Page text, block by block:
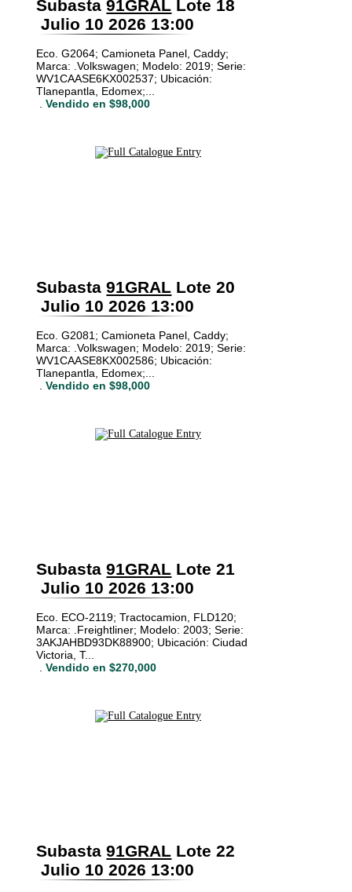
Subasta 91GRAL Lote 18
Julio 10 2026 13:00
Eco. G2064; Camioneta Panel, Caddy;
Marca: .Volkswagen; Modelo: 2019; Serie:
WV1CAASE6KX002537; Ubicación:
Tlanepantla, Edomex;...
Vendido en $98,000
Subasta 91GRAL Lote 20
Julio 10 2026 13:00
Eco. G2081; Camioneta Panel, Caddy;
Marca: .Volkswagen; Modelo: 2019; Serie:
WV1CAASE8KX002586; Ubicación:
Tlanepantla, Edomex;...
Vendido en $98,000
Subasta 91GRAL Lote 21
Julio 10 2026 13:00
Eco. ECO-2119; Tractocamion, FLD120;
Marca: .Freightliner; Modelo: 2003; Serie:
3AKJAHBD93DK88900; Ubicación: Ciudad
Victoria, T...
Vendido en $270,000
Subasta 91GRAL Lote 22
Julio 10 2026 13:00